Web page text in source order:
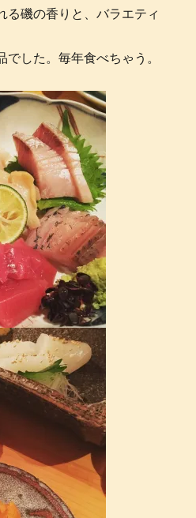
る磯の香りと、バラエティ
した。毎年食べちゃう。